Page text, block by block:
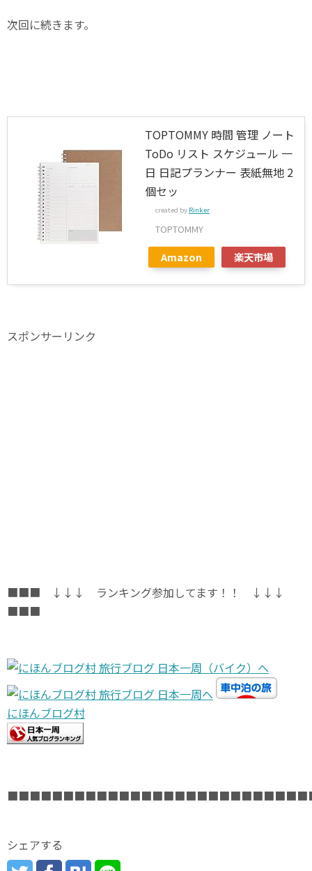
次回に続きます。
TOPTOMMY 時間 管理 ノート
ToDo リスト スケジュール 一
日 日記プランナー 表紙無地 2
個セッ
created by Rinker
TOPTOMMY
Amazon 楽天市場
スポンサーリンク
■■■ ↓↓↓ ランキング参加してます！！ ↓↓↓
■■■
にほんブログ村
シェアする